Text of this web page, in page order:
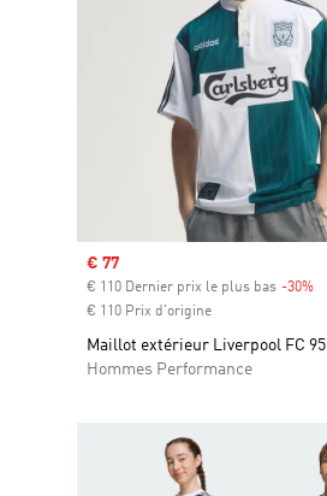
Prix soldé
€ 77
€ 110 Dernier prix le plus bas -30%
€ 110 Prix d'origine
Maillot extérieur Liverpool FC 95
Hommes Performance